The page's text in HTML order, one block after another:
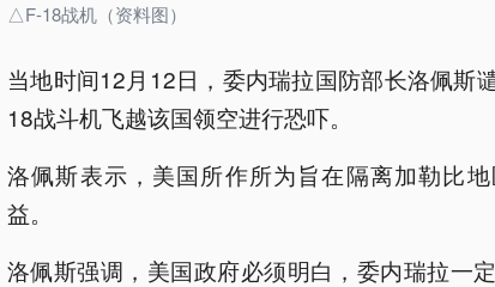
△F-18战机（资料图）
当地时间12月12日，委内瑞拉国防部长洛佩斯
18战斗机飞越该国领空进行恐吓。
洛佩斯表示，美国所作所为旨在隔离加勒比
益。
洛佩斯强调，美国政府必须明白，委内瑞拉一